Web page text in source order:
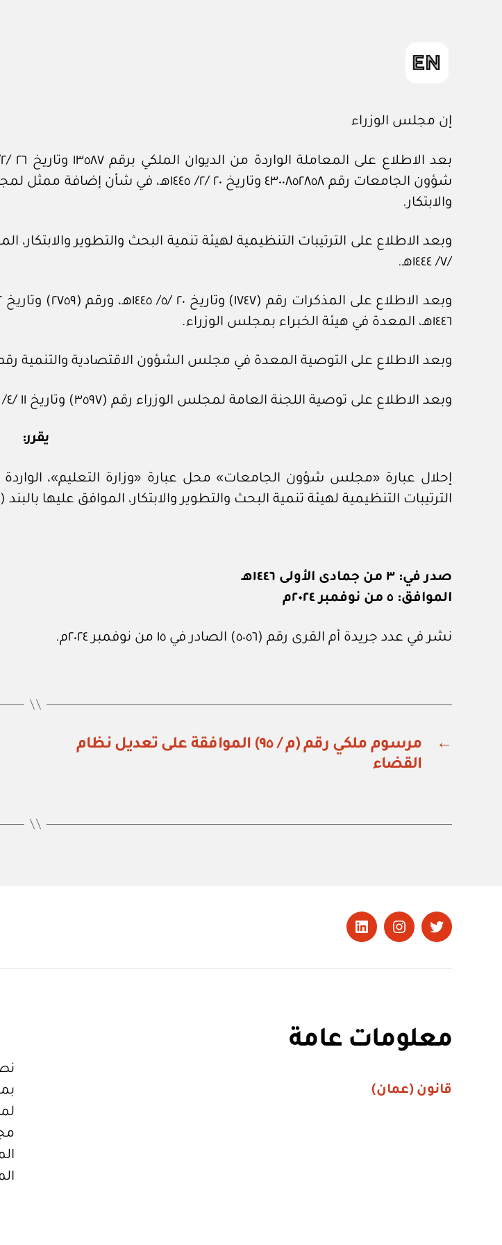
إن مجلس الوزراء
شؤون الجامعات رقم ٤٣٠٠٨٥٢٨٥٨ وتاريخ
والابتكار.
/٧/ ١٤٤٤هـ.
١٤٤٦هـ، المعدة في هيئة الخبراء بمجلس الوزراء.
وبعد الاطلاع على التوصية المعدة في مجلس الشؤون الاقتصادية والتنمية رقم (٢٢-٤٦/١٠/د) وتاريخ ٩ /٣/
وبعد الاطلاع على توصية اللجنة العامة لمجلس الوزراء رقم (٣٥٩٧) وتاريخ ١١ /٤/ ١٤٤٦هـ.
يقرر:
الترتيبات التنظيمية لهيئة تنمية البحث والتطوير والابتكار، الموافق عليها بالبند (أولا) من
صدر في: ٣ من جمادى الأولى ١٤٤٦هـ
الموافق: ٥ من نوفمبر ٢٠٢٤م
نشر في عدد جريدة أم القرى رقم (٥٠٥٦) الصادر في ١٥ من نوفمبر ٢٠٢٤م.
←
مرسوم ملكي رقم (م / ٩٥) الموافقة على تعديل نظام
القضاء
تويتر Instagram
LinkedIn
معلومات عامة
قانون (عمان)